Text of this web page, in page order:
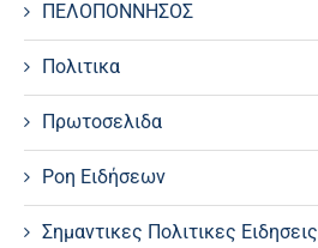
ΠΕΛΟΠΟΝΝΗΣΟΣ
Πολιτικα
Πρωτοσελιδα
Ροη Ειδήσεων
Σημαντικες Πολιτικες Ειδησεις